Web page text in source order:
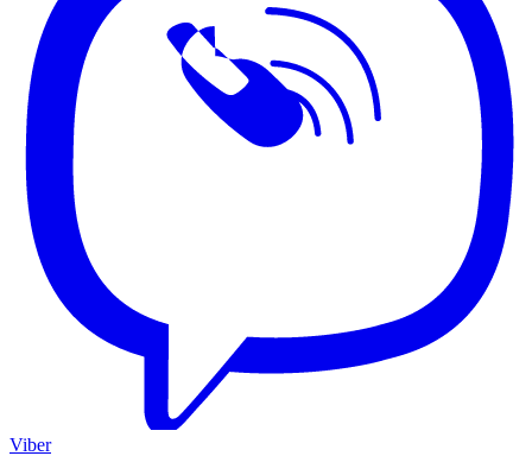
Viber